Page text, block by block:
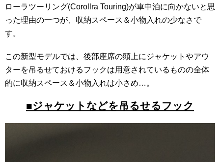
ローラツーリング(Corollra Touring)が車中泊に向かないと思
った理由の一つが、収納スペース＆小物入れの少なさで
す。
この新型モデルでは、後部座席の頭上にジャケットやアウ
ターを吊るせておけるフックは用意されているものの全体
的に収納スペース＆小物入れは小さめ…。
■ジャケットなどを吊るせるフック